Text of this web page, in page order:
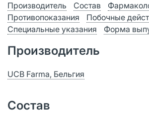
Производитель Состав
Противопоказания
Побочные
Специальные указания
Форма
Производитель
UCB Farma, Бельгия
Состав